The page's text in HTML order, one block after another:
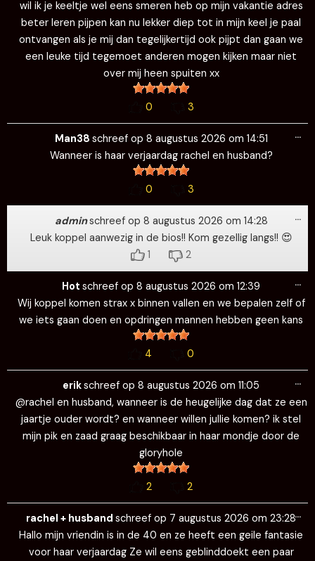
wil ik je keeltje wel eens smeren heb op mijn vakantie adres
beter leren pijpen kan nu lekker diep tot in mijn keel je paal
ontvangen als je mij dan tegelijkertijd ook pijpt dan gaan we
een leuke tijd tegemoet anderen mogen kijken maar niet
over mij heen spuiten xx
0 3
Man38 schreef op 8 augustus 2026 om 14:51
Wanneer is haar verjaardag rachel en husband?
0 3
…
adminschreef op 8 augustus 2026 om 14:28
Leuk koppel aanwezig in de bios!! Kom gezellig langs!! 😍
1
2
…
Hot schreef op 8 augustus 2026 om 12:39
Wij koppel komen strax x binnen vallen en we bepalen zelf of
we iets gaan doen en opdringen mannen hebben geen kans
4 0
…
erikschreef op 8 augustus 2026 om 11:05
@rachel en husband, wanneer is de heugelijke dag dat ze een
jaartje ouder wordt? en wanneer willen jullie komen? ik stel
mijn pik en zaad graag beschikbaar in haar mondje door de
gloryhole
2 2
…
rachel + husband schreef op 7 augustus 2026 om 23:28
Hallo mijn vriendin is in de 40 en ze heeft een geile fantasie
voor haar verjaardag Ze wil eens geblinddoekt een paar
…